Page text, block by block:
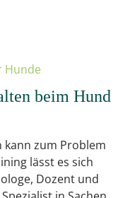
beim Hund
zum Problem
lässt es sich
Dozent und